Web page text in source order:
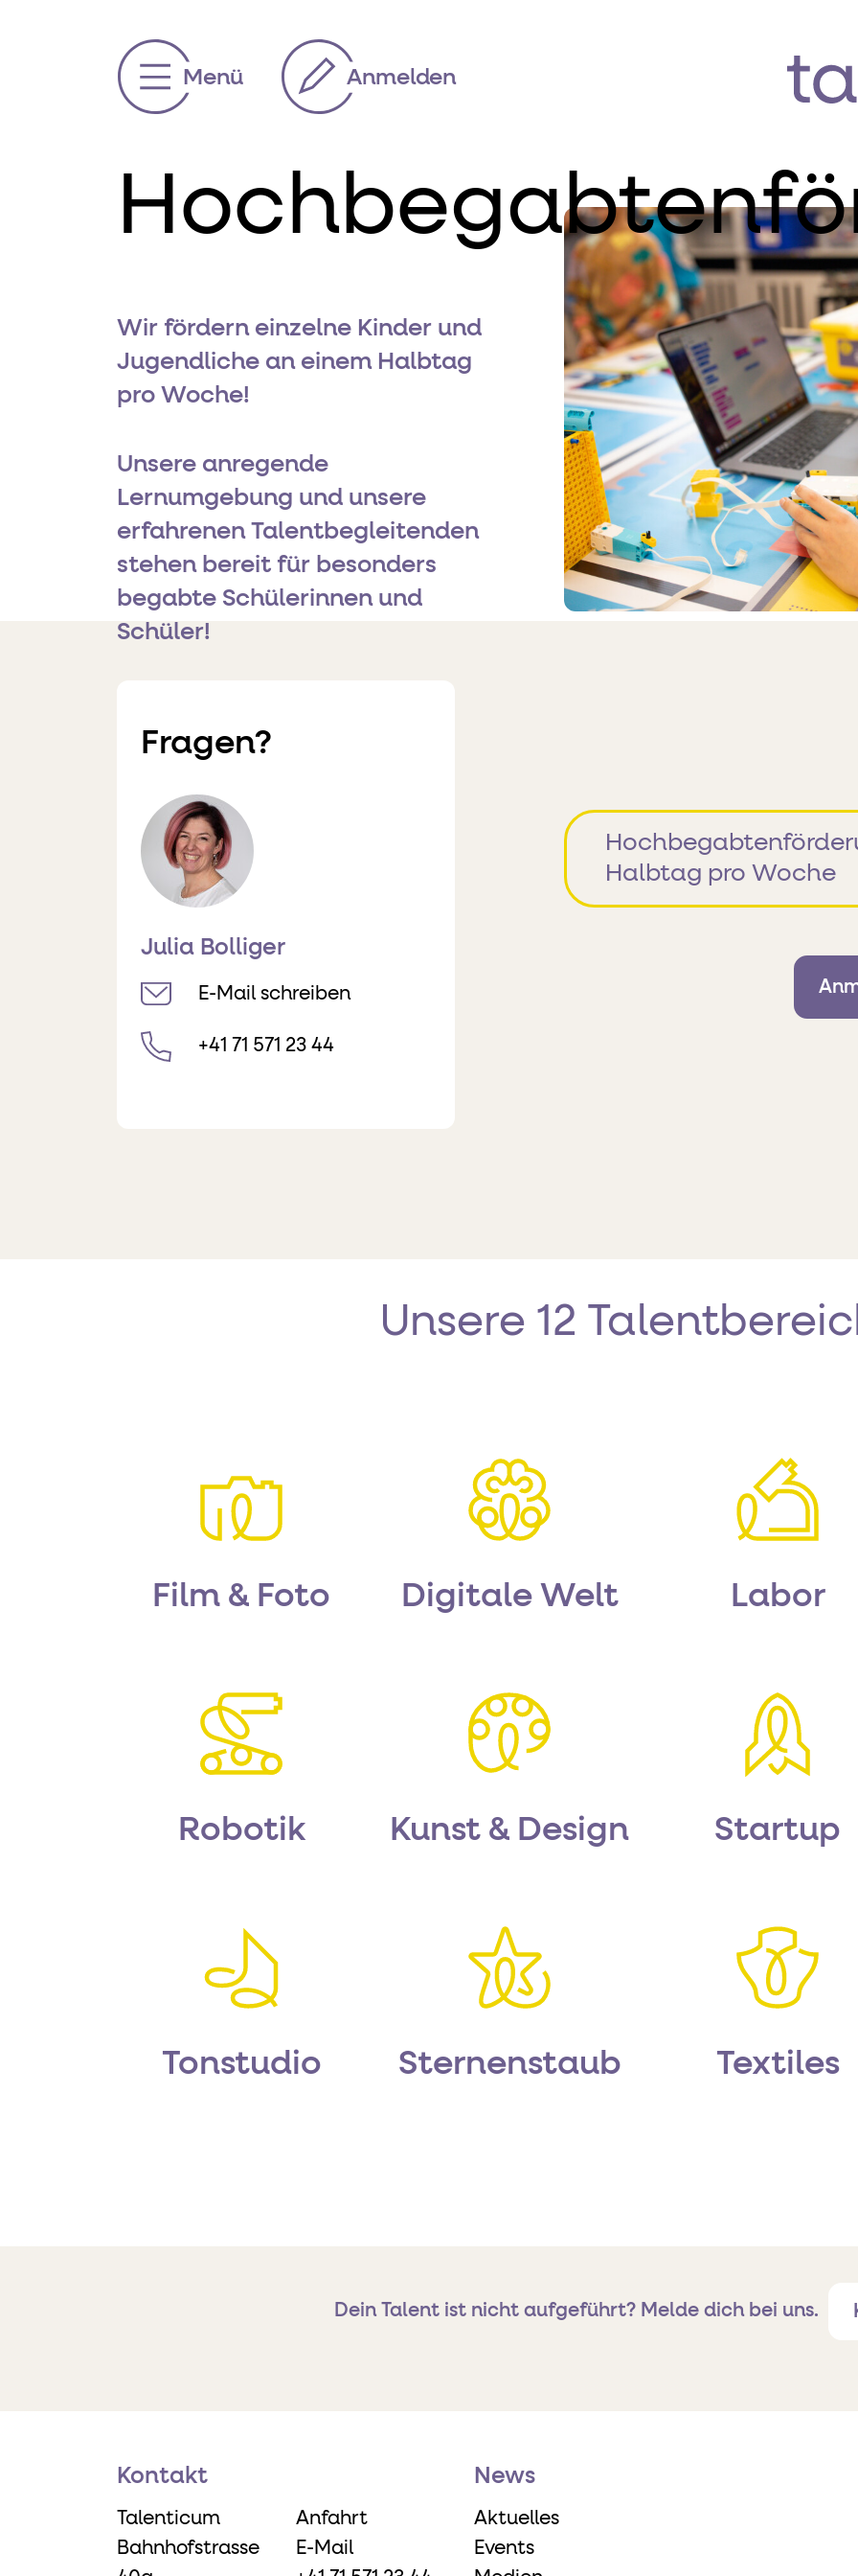
Menü Anmelden
Wir fördern einzelne Kinder und
Jugendliche an einem Halbtag
pro Woche!
Unsere anregende
Lernumgebung und unsere
erfahrenen Talentbegleitenden
stehen bereit für besonders
begabte Schülerinnen und
Schüler!
Fragen?
Julia Bolliger
E-Mail schreiben
+41 71 571 23 44
Halbtag pro Woche
Unsere 12
Film & Foto Digitale Welt Labor
Robotik Kunst & Design Startup
Tonstudio Sternenstaub Textiles
Dein Talent ist nicht aufgeführt? Melde dich bei uns.
Kontakt
Talenticum
Bahnhofstrasse
Anfahrt
E-Mail
News
Aktuelles
Events